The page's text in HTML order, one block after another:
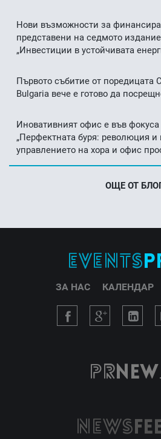
Нови възможности за
представени на седмото
„Инвестиции в устойчивата
Първото събитие от поредицата
Bulgaria вече е готово да
Иновативният офис е във
„Перфектната буря: революция
управлението на хора и офис
ОЩЕ ОТ
ЗА НАС КАЛЕНДАР